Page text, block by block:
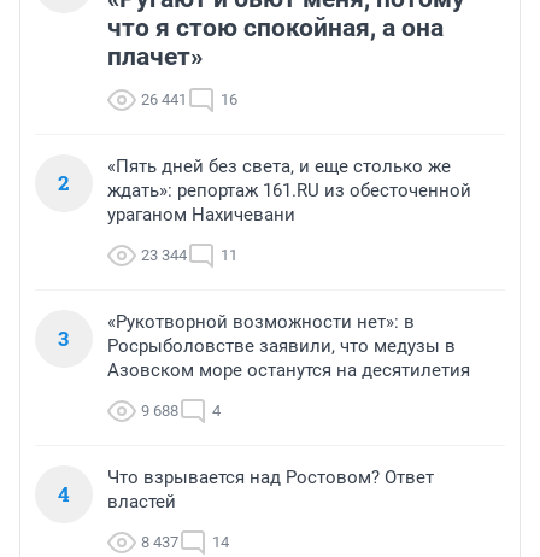
что я стою спокойная, а она
плачет»
26 441 16
2
«Пять дней без света, и еще столько же
ждать»: репортаж 161.RU из обесточенной
ураганом Нахичевани
23 344 11
3
«Рукотворной возможности нет»: в
Росрыболовстве заявили, что медузы в
Азовском море останутся на десятилетия
9 688 4
4
Что взрывается над Ростовом? Ответ
властей
8 437 14